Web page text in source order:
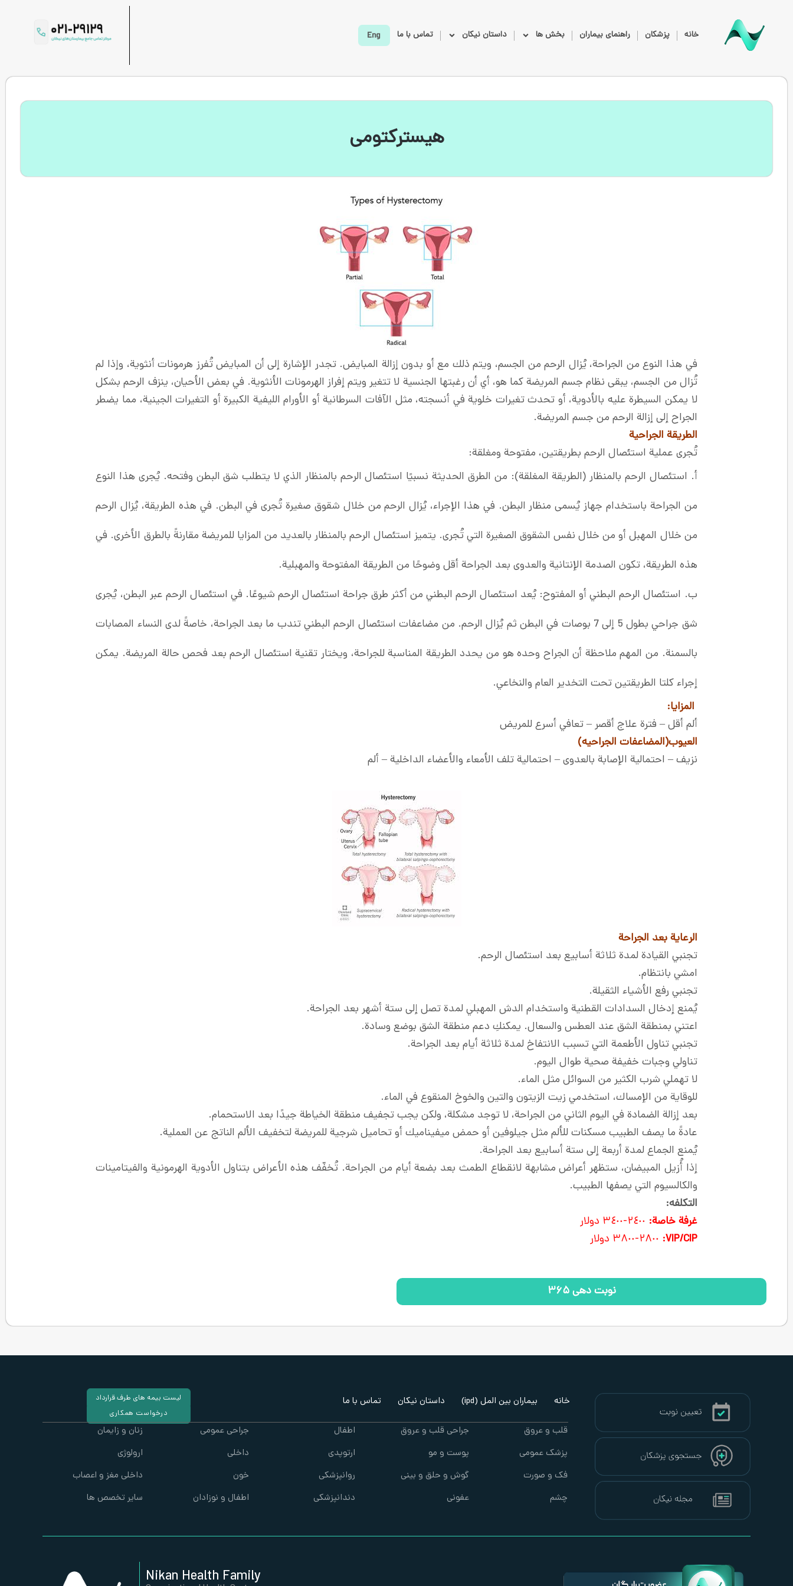
خانه پزشکان راهنمای بیماران بخش ها داستان نیکان تماس با ما
هیسترکتومی
في هذا النوع من الجراحة، يُزال الرحم من الجسم، ويتم ذلك مع أو بدون إزالة المبايض. تجدر الإشارة إلى أن المبايض تُفرز هرمونات أنثوية، وإذا لم
تُزال من الجسم، يبقى نظام جسم المريضة كما هو، أي أن رغبتها الجنسية لا تتغير ويتم إفراز الهرمونات الأنثوية. في بعض الأحيان، ينزف الرحم بشكل
لا يمكن السيطرة عليه بالأدوية، أو تحدث تغيرات خلوية في أنسجته، مثل الآفات السرطانية أو الأورام الليفية الكبيرة أو التغيرات الجينية، مما يضطر
الجراح إلى إزالة الرحم من جسم المريضة.
الطريقة الجراحية
تُجرى عملية استئصال الرحم بطريقتين، مفتوحة ومغلقة:
أ. استئصال الرحم بالمنظار (الطريقة المغلقة): من الطرق الحديثة نسبيًا استئصال الرحم بالمنظار الذي لا يتطلب شق البطن وفتحه. يُجرى هذا النوع
من الجراحة باستخدام جهاز يُسمى منظار البطن. في هذا الإجراء، يُزال الرحم من خلال شقوق صغيرة تُجرى في البطن. في هذه الطريقة، يُزال الرحم
من خلال المهبل أو من خلال نفس الشقوق الصغيرة التي تُجرى. يتميز استئصال الرحم بالمنظار بالعديد من المزايا للمريضة مقارنةً بالطرق الأخرى. في
هذه الطريقة، تكون الصدمة الإنتانية والعدوى بعد الجراحة أقل وضوحًا من الطريقة المفتوحة والمهبلية.
ب. استئصال الرحم البطني أو المفتوح: يُعد استئصال الرحم البطني من أكثر طرق جراحة استئصال الرحم شيوعًا. في استئصال الرحم عبر البطن، يُجرى
شق جراحي بطول 5 إلى 7 بوصات في البطن ثم يُزال الرحم. من مضاعفات استئصال الرحم البطني تندب ما بعد الجراحة، خاصةً لدى النساء المصابات
بالسمنة. من المهم ملاحظة أن الجراح وحده هو من يحدد الطريقة المناسبة للجراحة، ويختار تقنية استئصال الرحم بعد فحص حالة المريضة. يمكن
إجراء كلتا الطريقتين تحت التخدير العام والنخاعي.
المزايا:
ألم أقل – فترة علاج أقصر – تعافي أسرع للمريض
العيوب(المضاعفات الجراحیه)
نزيف – احتمالية الإصابة بالعدوى – احتمالية تلف الأمعاء والأعضاء الداخلية – ألم
الرعاية بعد الجراحة
تجنبي القيادة لمدة ثلاثة أسابيع بعد استئصال الرحم.
امشي بانتظام.
تجنبي رفع الأشياء الثقيلة.
يُمنع إدخال السدادات القطنية واستخدام الدش المهبلي لمدة تصل إلى ستة أشهر بعد الجراحة.
اعتني بمنطقة الشق عند العطس والسعال. يمكنكِ دعم منطقة الشق بوضع وسادة.
تجنبي تناول الأطعمة التي تسبب الانتفاخ لمدة ثلاثة أيام بعد الجراحة.
تناولي وجبات خفيفة صحية طوال اليوم.
لا تهملي شرب الكثير من السوائل مثل الماء.
للوقاية من الإمساك، استخدمي زيت الزيتون والتين والخوخ المنقوع في الماء.
بعد إزالة الضمادة في اليوم الثاني من الجراحة، لا توجد مشكلة، ولكن يجب تجفيف منطقة الخياطة جيدًا بعد الاستحمام.
عادةً ما يصف الطبيب مسكنات للألم مثل جيلوفين أو حمض ميفيناميك أو تحاميل شرجية للمريضة لتخفيف الألم الناتج عن العملية.
يُمنع الجماع لمدة أربعة إلى ستة أسابيع بعد الجراحة.
إذا أُزيل المبيضان، ستظهر أعراض مشابهة لانقطاع الطمث بعد بضعة أيام من الجراحة. تُخفّف هذه الأعراض بتناول الأدوية الهرمونية والفيتامينات
والكالسيوم التي يصفها الطبيب.
التکلفه:
غرفة خاصة:
VIP/CIP
: ٢٨٠٠-٣٨٠٠ دولار
نوبت دهی ۳۶۵
خانه بیماران بین المل (ipd) داستان نیکان تماس با ما
لیست بیمه های طرف قرارداد
درخواست همکاری
قلب و عروق
پزشک عمومی
فک و صورت
چشم
جراحی قلب و عروق
پوست و مو
گوش و حلق و بینی
عفونی
اطفال
ارتوپدی
روانپزشکی
دندانپزشکی
جراحی عمومی
داخلی
خون
اطفال و نوزادان
زنان و زایمان
ارولوژی
داخلی مغز و اعصاب
سایر تخصص ها
Nikan Health Family